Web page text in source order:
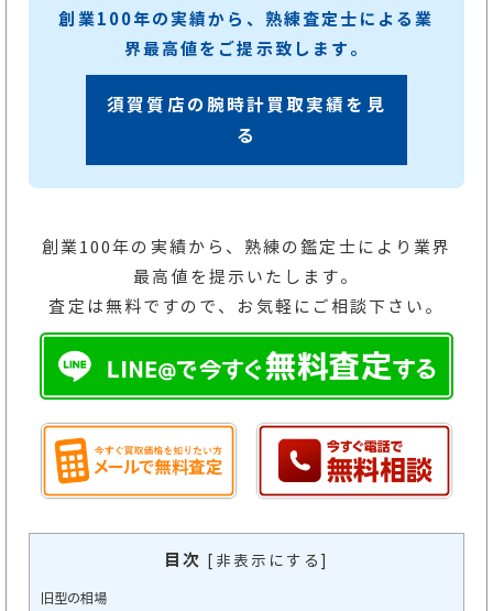
創業100年の実績から、熟練査定士による業
界最高値をご提示致します。
須賀質店の腕時計買取実績を見
る
創業100年の実績から、熟練の鑑定士により業界
最高値を提示いたします。
査定は無料ですので、お気軽にご相談下さい。
目次 [ 非表示にする]
旧型の相場